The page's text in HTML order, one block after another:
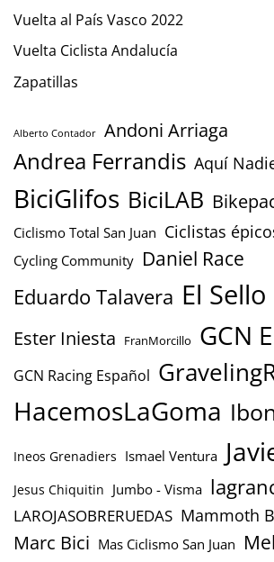
Vuelta al País Vasco 2022
Vuelta Ciclista Andalucía
Zapatillas
Alberto Contador Andoni Arriaga
Andrea Ferrandis Aquí
BiciGlifos BiciLAB
Ciclismo Total San Juan Ciclistas
Cycling Community Daniel Race
Eduardo Talavera El
Ester Iniesta FranMorcillo GCN
GCN Racing Español
HacemosLaGoma
Ineos Grenadiers Ismael Ventura
Jesus Chiquitin Jumbo - Visma
LAROJASOBRERUEDAS Mammoth
Marc Bici Mas Ciclismo San Juan